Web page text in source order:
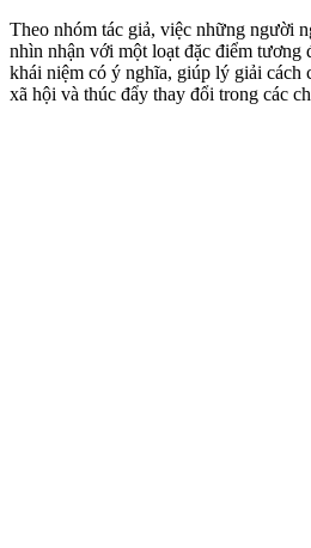
Theo nhóm tác giả, việc những người
nhìn nhận với một loạt đặc điểm tương
khái niệm có ý nghĩa, giúp lý giải cách
xã hội và thúc đẩy thay đổi trong các